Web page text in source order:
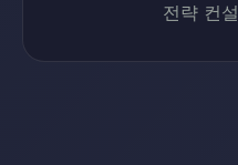
전략 컨